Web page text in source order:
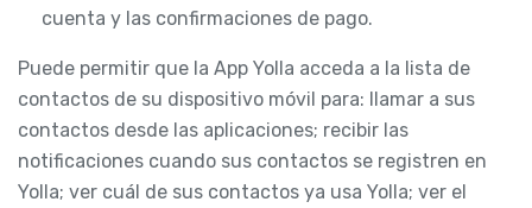
cuenta y las confirmaciones de pago.
Puede permitir que la App Yolla acceda a la lista de
contactos de su dispositivo móvil para: llamar a sus
contactos desde las aplicaciones; recibir las
notificaciones cuando sus contactos se registren en
Yolla; ver cuál de sus contactos ya usa Yolla; ver el